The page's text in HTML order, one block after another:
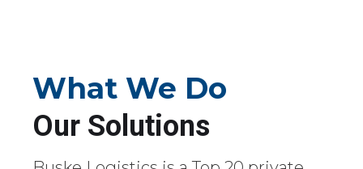
What We Do
Our Solutions